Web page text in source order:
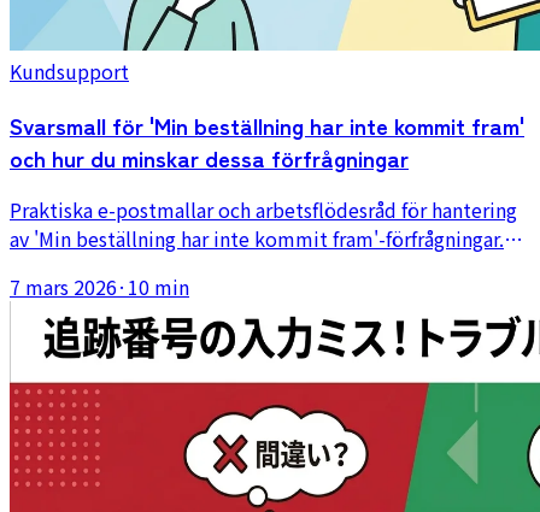
Kundsupport
Svarsmall för 'Min beställning har inte kommit fram'
och hur du minskar dessa förfrågningar
Praktiska e-postmallar och arbetsflödesråd för hantering
av 'Min beställning har inte kommit fram'-förfrågningar.
att förebygga förfrågan innan den uppstår.
7 mars 2026· 10 min